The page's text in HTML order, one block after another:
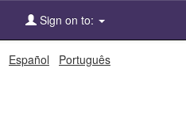
Sign on to:
Español Português